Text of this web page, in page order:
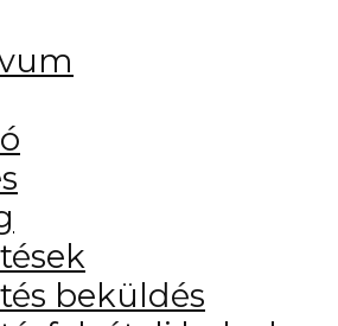
beküldés